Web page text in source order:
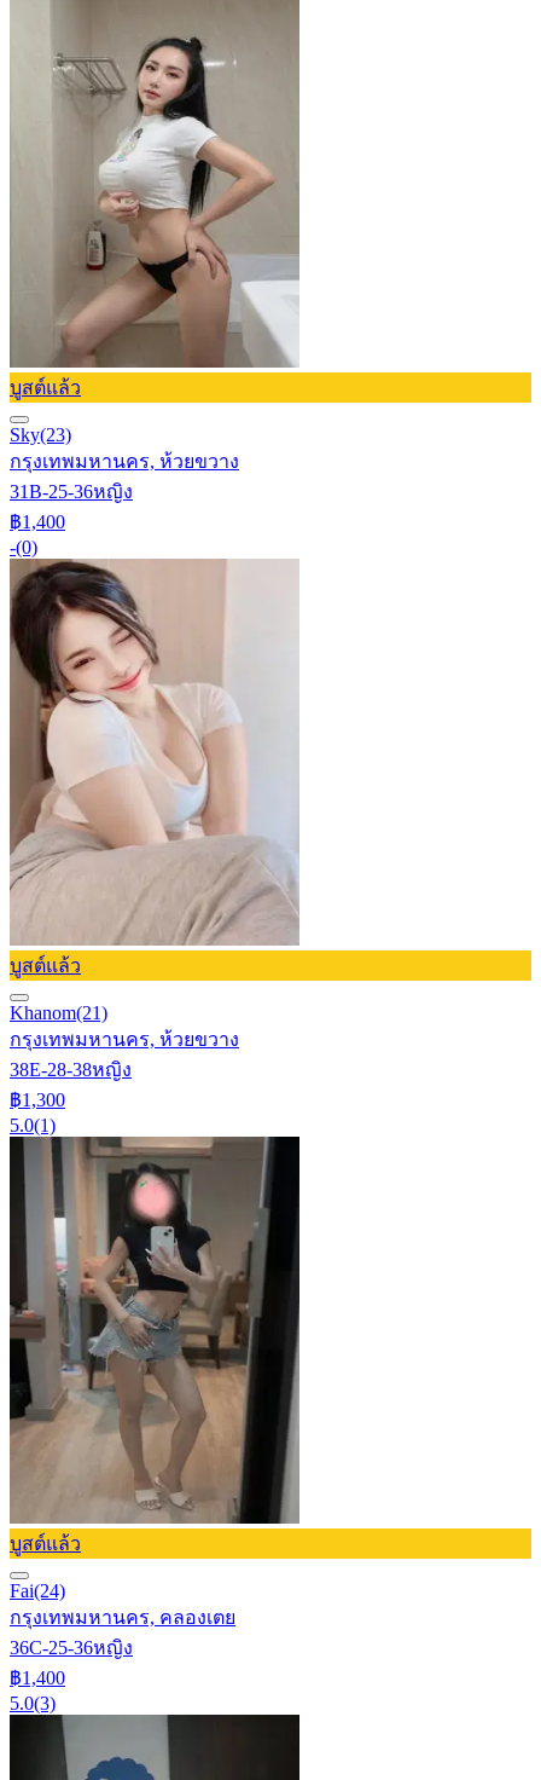
บูสต์แล้ว
Sky(23)
กรุงเทพมหานคร, ห้วยขวาง
31B-25-36หญิง
฿1,400
-(0)
บูสต์แล้ว
Khanom(21)
กรุงเทพมหานคร, ห้วยขวาง
38E-28-38หญิง
฿1,300
5.0(1)
บูสต์แล้ว
Fai(24)
กรุงเทพมหานคร, คลองเตย
36C-25-36หญิง
฿1,400
5.0(3)